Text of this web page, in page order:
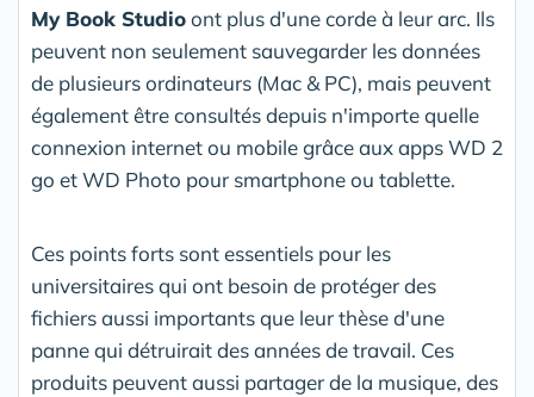
My Book Studioont plus d'une corde à leur arc. Ils
peuvent non seulement sauvegarder les données
de plusieurs ordinateurs (Mac & PC), mais peuvent
également être consultés depuis n'importe quelle
connexion internet ou mobile grâce aux apps WD 2
go et WD Photo pour smartphone ou tablette.
Ces points forts sont essentiels pour les
universitaires qui ont besoin de protéger des
fichiers aussi importants que leur thèse d'une
panne qui détruirait des années de travail. Ces
produits peuvent aussi partager de la musique, des